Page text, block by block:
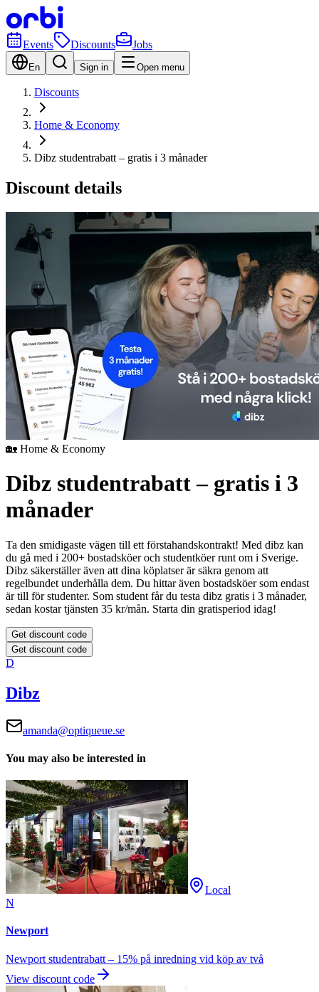
Events Discounts Jobs
En Sign in Open menu
Discounts
Home & Economy
Dibz studentrabatt – gratis i 3 månader
Discount details
🏡 Home & Economy
Dibz studentrabatt – gratis i 3
månader
Ta den smidigaste vägen till ett förstahandskontrakt! Med dibz kan
du gå med i 200+ bostadsköer och studentköer runt om i Sverige.
Dibz säkerställer även att dina köplatser är säkra genom att
regelbundet underhålla dem. Du hittar även bostadsköer som endast
är till för studenter. Som student får du testa dibz gratis i 3 månader,
sedan kostar tjänsten 35 kr/mån. Starta din gratisperiod idag!
Get discount code
Get discount code
D
Dibz
amanda@optiqueue.se
You may also be interested in
Local
N
Newport
Newport studentrabatt – 15% på inredning vid köp av två
View discount code